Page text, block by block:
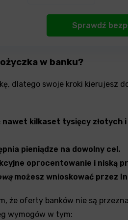
w banku?
dlatego swoje kroki kierujesz
nawet kilkaset tysięcy złotych
pieniądze na dowolny cel.
oprocentowanie i niską
możesz wnioskować przez
że oferty banków nie są
wymogów w tym: